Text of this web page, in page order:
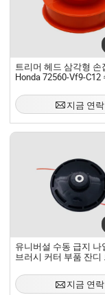
트리머 헤드 삼각형 손
Honda 72560-Vf9-C12
드
지금 연락
유니버설 수동 급지 나
브러시 커터 부품 잔디
지금 연락